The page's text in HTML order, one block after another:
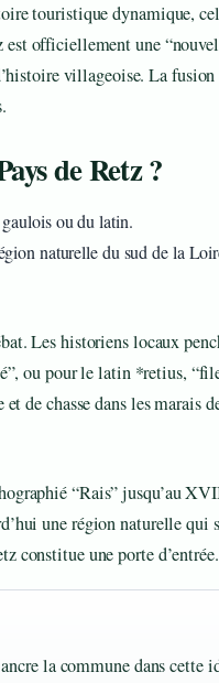
touristique dynamique,
est officiellement une
villageoise. La
de Retz ?
ou du latin.
naturelle du sud de la
Les historiens locaux
ou pour le latin *retius,
de chasse dans les marais
“Rais” jusqu’au
une région naturelle qui
constitue une porte d’entrée.
la commune dans cette